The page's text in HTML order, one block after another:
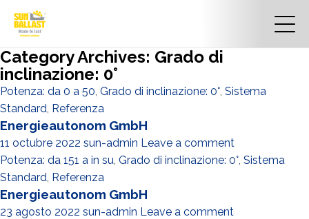
Category Archives: Grado di
inclinazione: 0°
Potenza: da 0 a 50, Grado di inclinazione: 0°, Sistema
Standard, Referenza
Energieautonom GmbH
11 octubre 2022 sun-admin Leave a comment
Potenza: da 151 a in su, Grado di inclinazione: 0°, Sistema
Standard, Referenza
Energieautonom GmbH
23 agosto 2022 sun-admin Leave a comment